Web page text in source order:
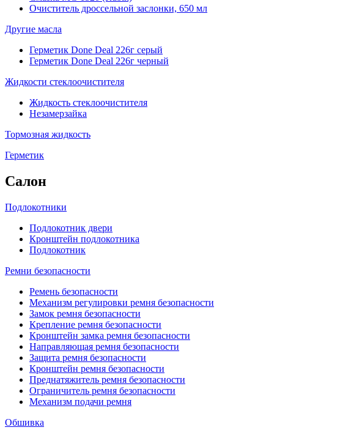
Очиститель дроссельной заслонки, 650 мл
Другие масла
Герметик Done Deal 226г серый
Герметик Done Deal 226г черный
Жидкости стеклоочистителя
Жидкость стеклоочистителя
Незамерзайка
Тормозная жидкость
Герметик
Салон
Подлокотники
Подлокотник двери
Кронштейн подлокотника
Подлокотник
Ремни безопасности
Ремень безопасности
Механизм регулировки ремня безопасности
Замок ремня безопасности
Крепление ремня безопасности
Кронштейн замка ремня безопасности
Направляющая ремня безопасности
Защита ремня безопасности
Кронштейн ремня безопасности
Преднатяжитель ремня безопасности
Ограничитель ремня безопасности
Механизм подачи ремня
Обшивка